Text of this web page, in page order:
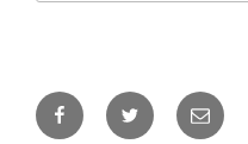
FacebookTwitter E-
Mail